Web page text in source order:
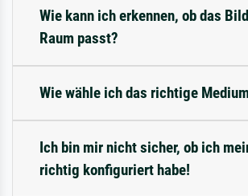
Wie kann ich erkennen, ob das
Raum passt?
Wie wähle ich das richtige
Ich bin mir nicht sicher, ob ich
richtig konfiguriert habe!